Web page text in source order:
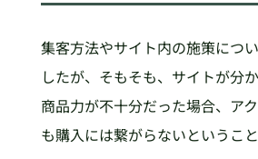
集客方法やサイト内の施策につ
したが、そもそも、サイトが分
商品力が不十分だった場合、ア
も購入には繋がらないということ